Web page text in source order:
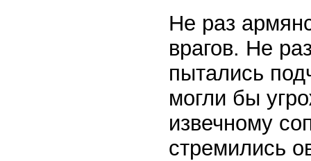
Не раз
врагов. Не
пытались
могли бы
извечному
стремились